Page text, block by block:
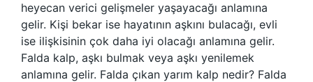
heyecan verici gelişmeler yaşayacağı anlamına
gelir. Kişi bekar ise hayatının aşkını bulacağı, evli
ise ilişkisinin çok daha iyi olacağı anlamına gelir.
Falda kalp, aşkı bulmak veya aşkı yenilemek
anlamına gelir. Falda çıkan yarım kalp nedir? Falda